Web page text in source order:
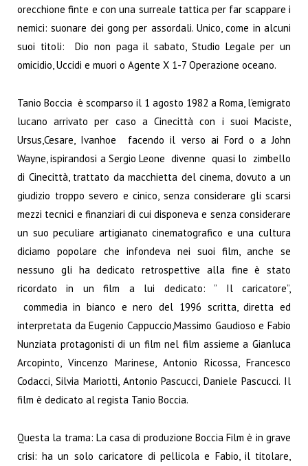
orecchione finte e con una surreale tattica per far scappare i
nemici: suonare dei gong per assordali. Unico, come in alcuni
suoi titoli: Dio non paga il sabato, Studio Legale per un
omicidio, Uccidi e muori o Agente X 1-7 Operazione oceano.
Tanio Boccia è scomparso il 1 agosto 1982 a Roma, l’emigrato
lucano arrivato per caso a Cinecittà con i suoi Maciste,
Ursus,Cesare, Ivanhoe facendo il verso ai Ford o a John
Wayne, ispirandosi a Sergio Leone divenne quasi lo zimbello
di Cinecittà, trattato da macchietta del cinema, dovuto a un
giudizio troppo severo e cinico, senza considerare gli scarsi
mezzi tecnici e finanziari di cui disponeva e senza considerare
un suo peculiare artigianato cinematografico e una cultura
diciamo popolare che infondeva nei suoi film, anche se
nessuno gli ha dedicato retrospettive alla fine è stato
ricordato in un film a lui dedicato: ” Il caricatore”,
commedia in bianco e nero del 1996 scritta, diretta ed
interpretata da Eugenio Cappuccio,Massimo Gaudioso e Fabio
Nunziata protagonisti di un film nel film assieme a Gianluca
Arcopinto, Vincenzo Marinese, Antonio Ricossa, Francesco
Codacci, Silvia Mariotti, Antonio Pascucci, Daniele Pascucci. Il
film è dedicato al regista Tanio Boccia.
Questa la trama: La casa di produzione Boccia Film è in grave
crisi: ha un solo caricatore di pellicola e Fabio, il titolare,